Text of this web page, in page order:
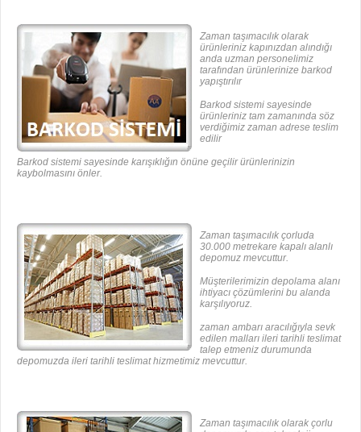
Zaman taşımacılık olarak
ürünleriniz kapınızdan alındığı
anda uzman personelimiz
tarafından ürünlerinize barkod
yapıştırılır
Barkod sistemi sayesinde
ürünleriniz tam zamanında söz
verdiğimiz zaman adrese teslim
edilir
Barkod sistemi sayesinde karışıklığın önüne geçilir ürünlerinizin
kaybolmasını önler.
Zaman taşımacılık çorluda
30.000 metrekare kapalı alanlı
depomuz mevcuttur.
Müşterilerimizin depolama alanı
ihtiyacı çözümlerini bu alanda
karşılıyoruz.
zaman ambarı aracılığıyla sevk
edilen malları ileri tarihli teslimat
talep etmeniz durumunda
depomuzda ileri tarihli teslimat hizmetimiz mevcuttur.
Zaman taşımacılık olarak çorlu